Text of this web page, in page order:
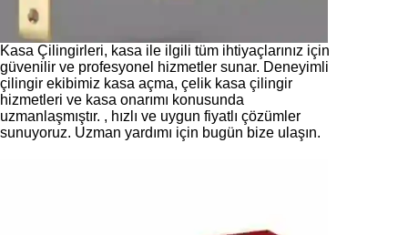
Kasa Çilingirleri, kasa ile ilgili tüm ihtiyaçlarınız için
güvenilir ve profesyonel hizmetler sunar. Deneyimli
çilingir ekibimiz kasa açma, çelik kasa çilingir
hizmetleri ve kasa onarımı konusunda
uzmanlaşmıştır. , hızlı ve uygun fiyatlı çözümler
sunuyoruz. Uzman yardımı için bugün bize ulaşın.